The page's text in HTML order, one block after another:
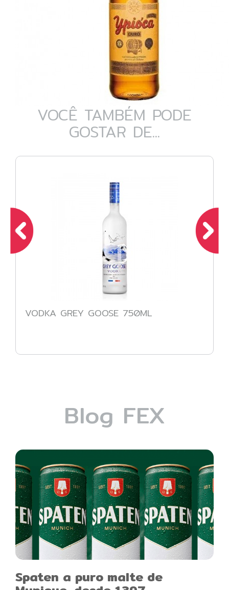
VOCÊ TAMBÉM PODE
GOSTAR DE...
VODKA GREY GOOSE 750ML
Blog FEX
Spaten a puro malte de